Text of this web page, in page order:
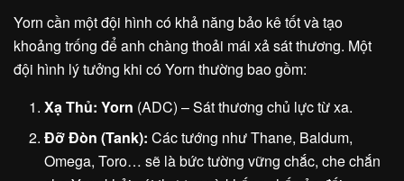
Yorn cần một đội hình có khả năng bảo kê tốt và tạo
khoảng trống để anh chàng thoải mái xả sát thương. Một
đội hình lý tưởng khi có Yorn thường bao gồm:
Xạ Thủ: Yorn (ADC) – Sát thương chủ lực từ xa.
Đỡ Đòn (Tank): Các tướng như Thane, Baldum,
Omega, Toro… sẽ là bức tường vững chắc, che chắn